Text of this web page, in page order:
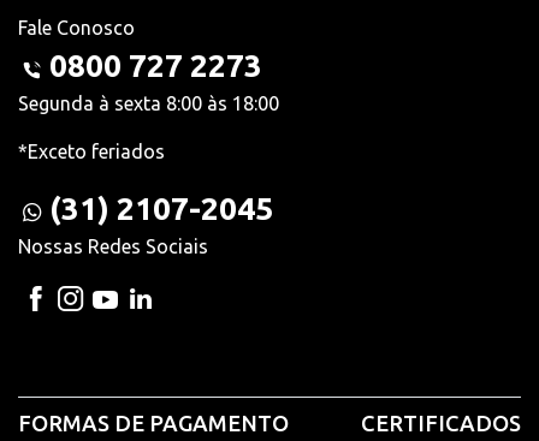
Fale Conosco
0800 727 2273
Segunda à sexta 8:00 às 18:00
*Exceto feriados
(31) 2107-2045
Nossas Redes Sociais
FORMAS DE PAGAMENTO CERTIFICADOS